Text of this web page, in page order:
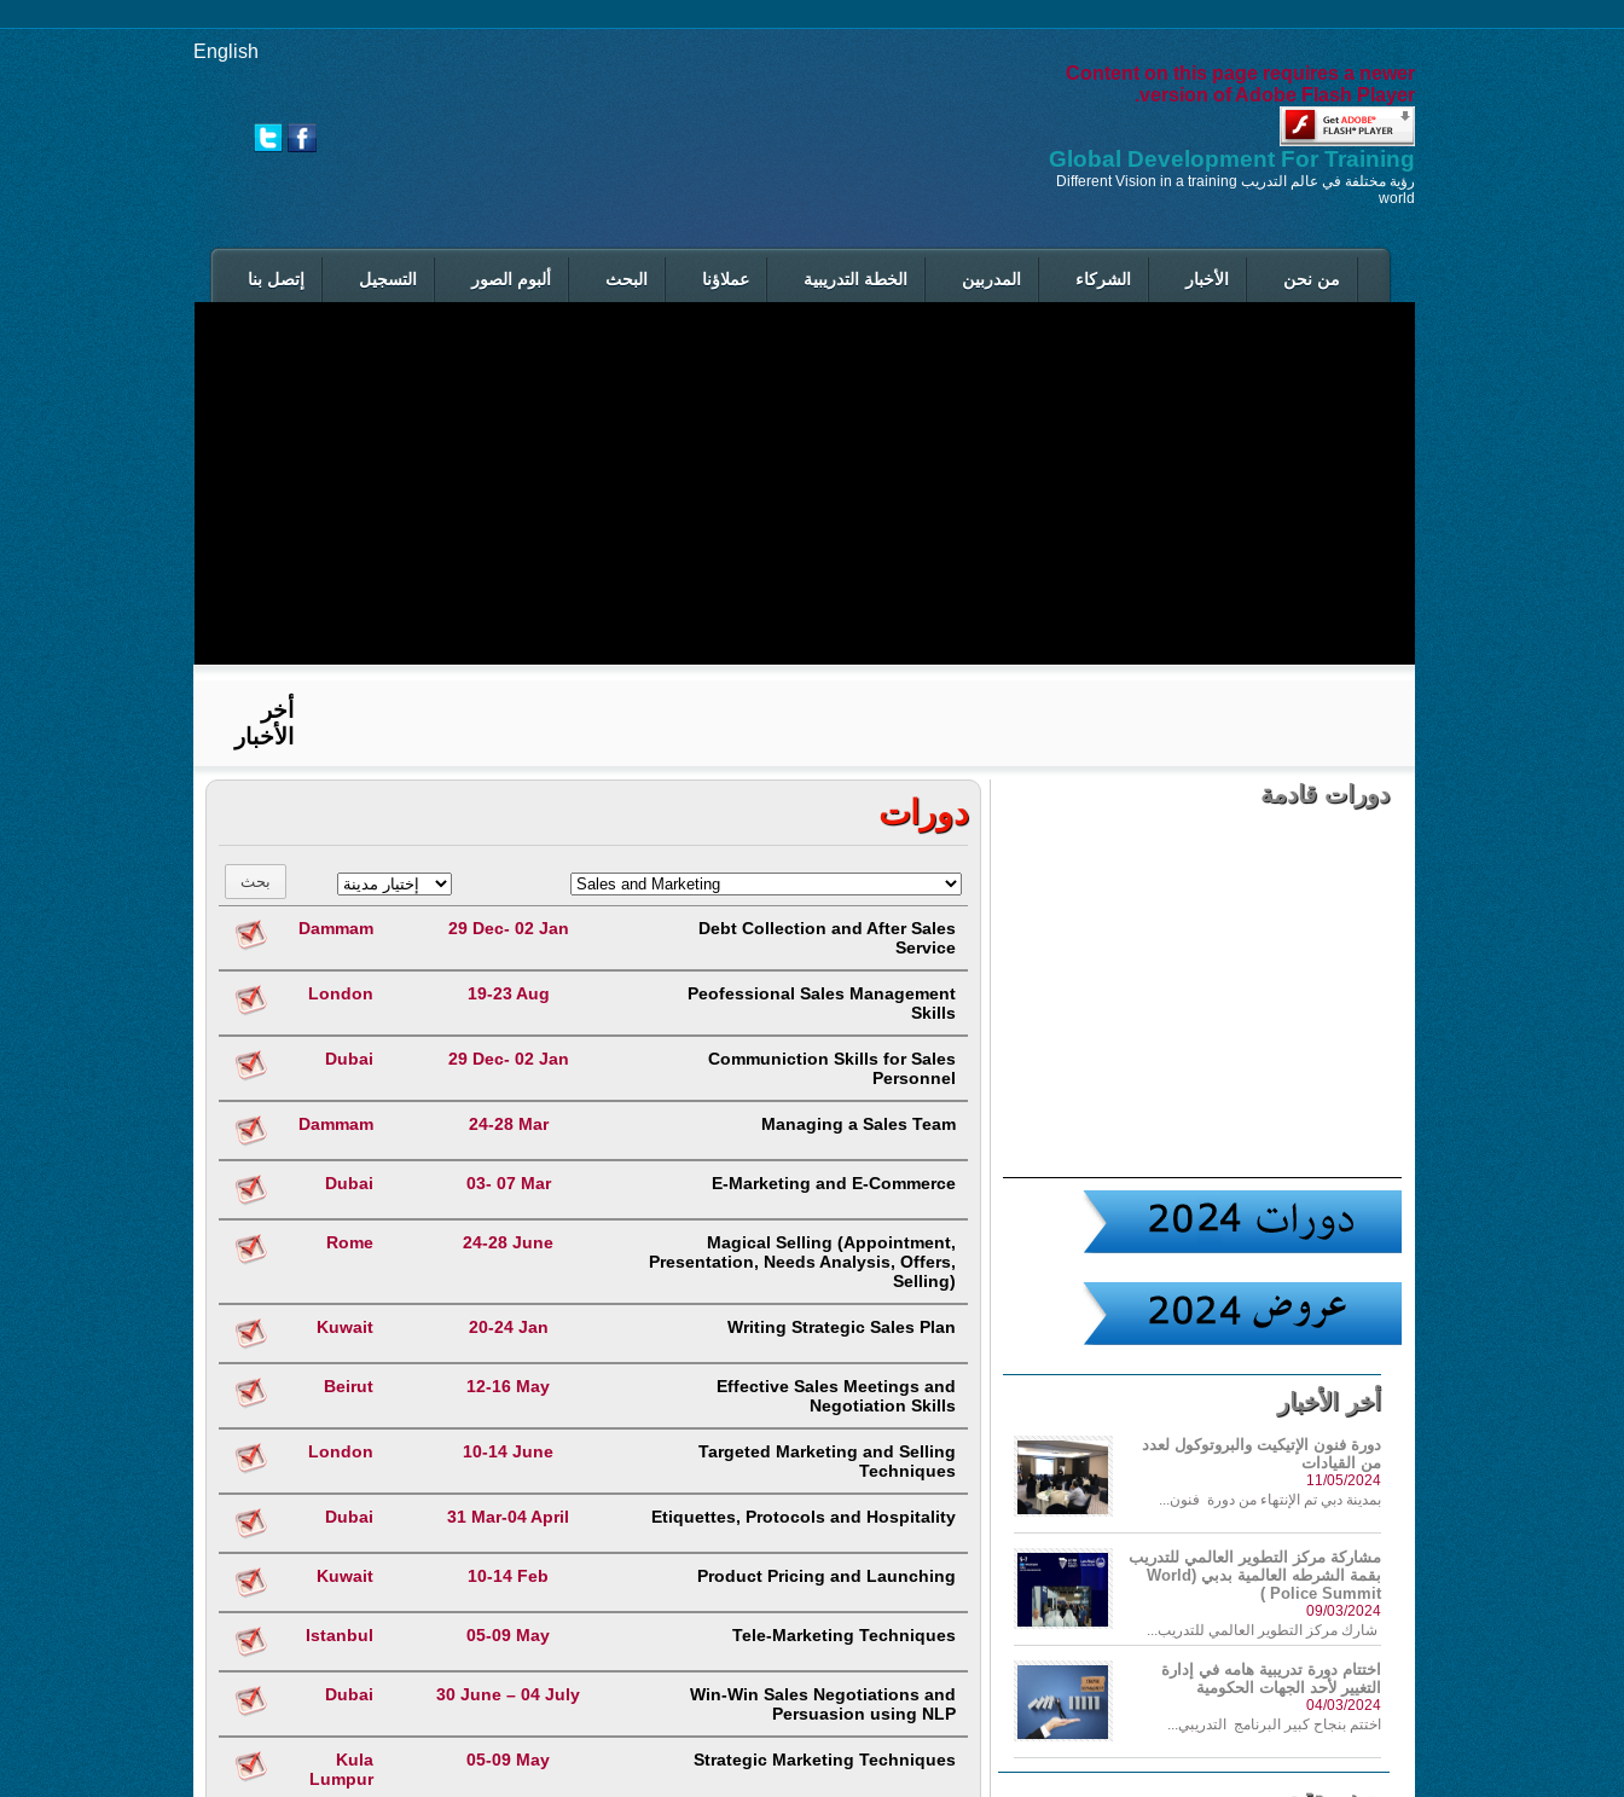
English
Content on this page requires a newer
version of Adobe Flash Player.
Global Development For Training
رؤية مختلفة في عالم التدريب Different Vision in a training
world
إتصل بنا التسجيل ألبوم الصور البحث عملاؤنا الخطة التدريبية المدربين الشركاء الأخبار من نحن
أخر
الأخبار
دورات قادمة
أخر الأخبار
دورة فنون الإتيكيت والبروتوكول لعدد
من القيادات
11/05/2024
بمدينة دبي تم الإنتهاء من دورة فنون...
مشاركة مركز التطوير العالمي للتدريب
بقمة الشرطه العالمية بدبي (World
Police Summit )
09/03/2024
شارك مركز التطوير العالمي للتدريب...
اختتام دورة تدريبية هامه في إدارة
التغيير لأحد الجهات الحكومية
04/03/2024
اختتم بنجاح كبير البرنامج التدريبي...
دورات
Dammam 29 Dec- 02 Jan
Debt Collection and After Sales
Service
London 19-23 Aug
Peofessional Sales Management
Skills
Dubai 29 Dec- 02 Jan
Communiction Skills for Sales
Personnel
Dammam 24-28 Mar Managing a Sales Team
Dubai 03- 07 Mar E-Marketing and E-Commerce
Rome 24-28 June
Magical Selling (Appointment,
Presentation, Needs Analysis, Offers,
Selling)
Kuwait 20-24 Jan Writing Strategic Sales Plan
Beirut 12-16 May
Effective Sales Meetings and
Negotiation Skills
London 10-14 June
Targeted Marketing and Selling
Techniques
Dubai 31 Mar-04 April Etiquettes, Protocols and Hospitality
Kuwait 10-14 Feb Product Pricing and Launching
Istanbul 05-09 May Tele-Marketing Techniques
Dubai 30 June – 04 July
Win-Win Sales Negotiations and
Persuasion using NLP
Kula
Lumpur
05-09 May Strategic Marketing Techniques